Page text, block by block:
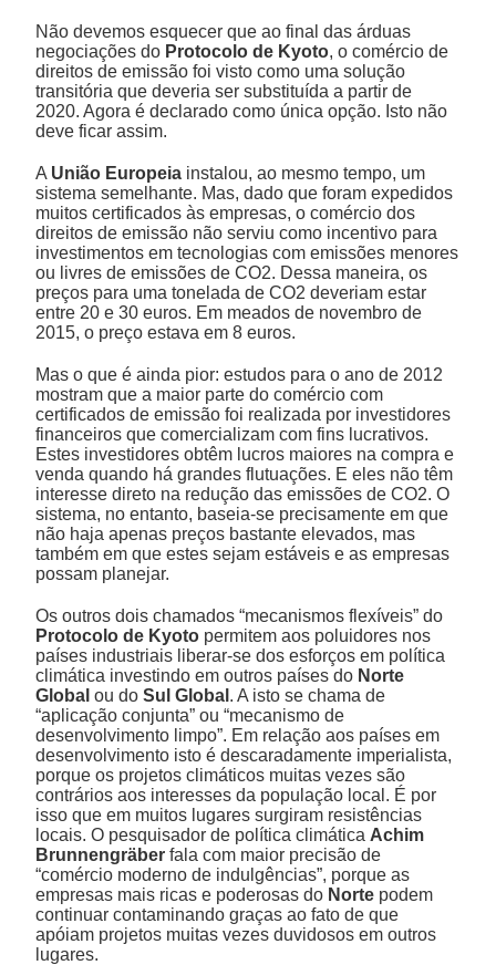
Não devemos esquecer que ao final das árduas
negociações do Protocolo de Kyoto, o comércio de
direitos de emissão foi visto como uma solução
transitória que deveria ser substituída a partir de
2020. Agora é declarado como única opção. Isto não
deve ficar assim.
A União Europeia instalou, ao mesmo tempo, um
sistema semelhante. Mas, dado que foram expedidos
muitos certificados às empresas, o comércio dos
direitos de emissão não serviu como incentivo para
investimentos em tecnologias com emissões menores
ou livres de emissões de CO2. Dessa maneira, os
preços para uma tonelada de CO2 deveriam estar
entre 20 e 30 euros. Em meados de novembro de
2015, o preço estava em 8 euros.
Mas o que é ainda pior: estudos para o ano de 2012
mostram que a maior parte do comércio com
certificados de emissão foi realizada por investidores
financeiros que comercializam com fins lucrativos.
Estes investidores obtêm lucros maiores na compra e
venda quando há grandes flutuações. E eles não têm
interesse direto na redução das emissões de CO2. O
sistema, no entanto, baseia-se precisamente em que
não haja apenas preços bastante elevados, mas
também em que estes sejam estáveis e as empresas
possam planejar.
Os outros dois chamados “mecanismos flexíveis” do
Protocolo de Kyoto permitem aos poluidores nos
países industriais liberar-se dos esforços em política
climática investindo em outros países do Norte
Global ou doSul Global . A isto se chama de
“aplicação conjunta” ou “mecanismo de
desenvolvimento limpo”. Em relação aos países em
desenvolvimento isto é descaradamente imperialista,
porque os projetos climáticos muitas vezes são
contrários aos interesses da população local. É por
isso que em muitos lugares surgiram resistências
locais. O pesquisador de política climática Achim
Brunnengräber fala com maior precisão de
“comércio moderno de indulgências”, porque as
empresas mais ricas e poderosas do Norte podem
continuar contaminando graças ao fato de que
apóiam projetos muitas vezes duvidosos em outros
lugares.